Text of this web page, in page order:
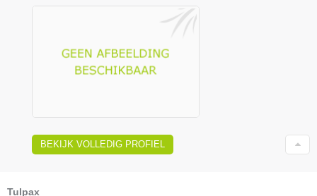
BEKIJK VOLLEDIG PROFIEL
Tulpax